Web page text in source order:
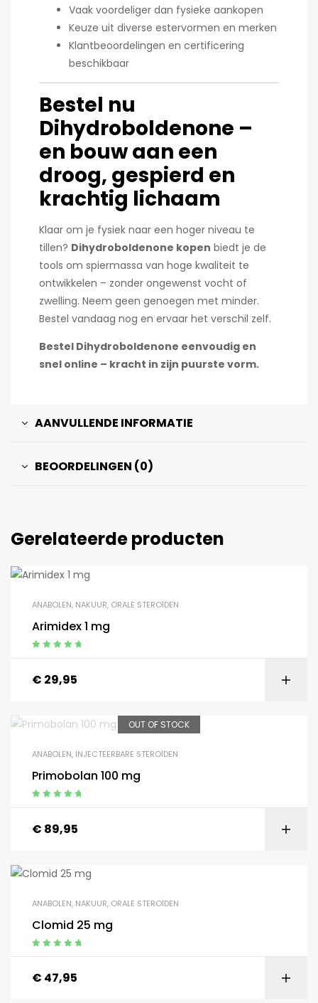
Vaak voordeliger dan fysieke aankopen
Keuze uit diverse estervormen en merken
Klantbeoordelingen en certificering
beschikbaar
Bestel nu
Dihydroboldenone –
en bouw aan een
droog, gespierd en
krachtig lichaam
Klaar om je fysiek naar een hoger niveau te
tillen? Dihydroboldenone kopen biedt je de
tools om spiermassa van hoge kwaliteit te
ontwikkelen – zonder ongewenst vocht of
zwelling. Neem geen genoegen met minder.
Bestel vandaag nog en ervaar het verschil zelf.
Bestel Dihydroboldenone eenvoudig en
snel online – kracht in zijn puurste vorm.
AANVULLENDE INFORMATIE
BEOORDELINGEN (0)
Gerelateerde producten
ANABOLEN, NAKUUR, ORALE STEROÏDEN
Arimidex 1 mg
€ 29,95
OUT OF STOCK
ANABOLEN, INJECTEERBARE STEROÏDEN
Primobolan 100 mg
€ 89,95
ANABOLEN, NAKUUR, ORALE STEROÏDEN
Clomid 25 mg
€ 47,95